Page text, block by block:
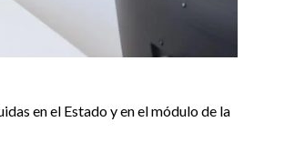
en el Estado y en el módulo de la